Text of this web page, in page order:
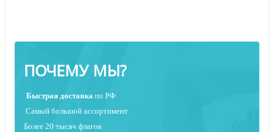
ПОЧЕМУ МЫ?
Быстрая доставка по РФ
Самый большой ассортимент
Более 20 тысяч флагов